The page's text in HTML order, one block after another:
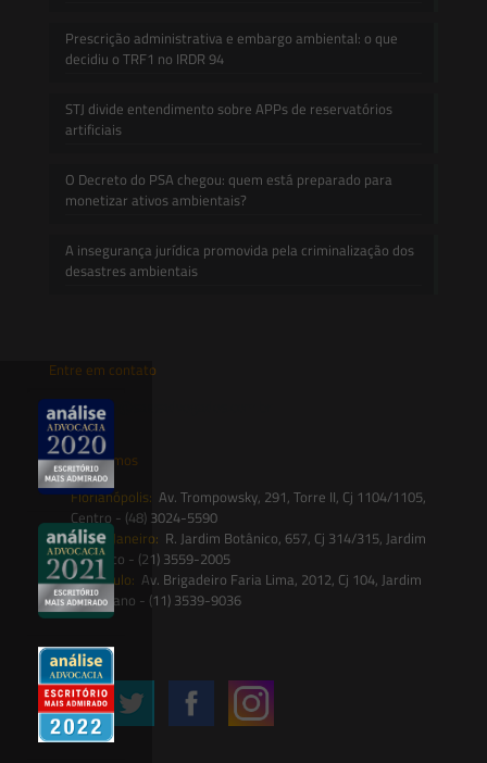
Prescrição administrativa e embargo ambiental: o que
decidiu o TRF1 no IRDR 94
STJ divide entendimento sobre APPs de reservatórios
artificiais
O Decreto do PSA chegou: quem está preparado para
monetizar ativos ambientais?
A insegurança jurídica promovida pela criminalização dos
desastres ambientais
Entre em contato
contato@saesadvogados.com.br
Onde estamos
Florianópolis: Av. Trompowsky, 291, Torre II, Cj 1104/1105,
Centro - (48) 3024-5590
Rio de Janeiro: R. Jardim Botânico, 657, Cj 314/315, Jardim
Botânico - (21) 3559-2005
São Paulo: Av. Brigadeiro Faria Lima, 2012, Cj 104, Jardim
Paulistano - (11) 3539-9036
Siga-nos